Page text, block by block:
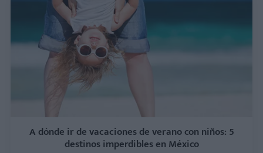
A dónde ir de vacaciones de verano con niños: 5
destinos imperdibles en México